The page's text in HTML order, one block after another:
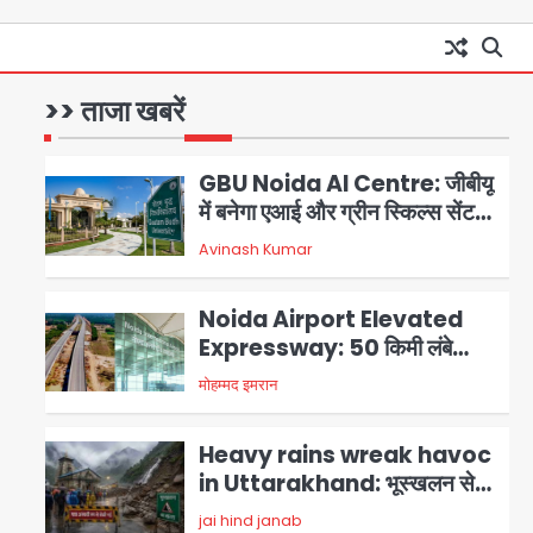
>> ताजा खबरें
परेशानी
1
Road accidents wreak
havoc in Uttar Pradesh:
हमीरपुर में बस-टैंकर भिड़ंत में तीन की
2
GBU Noida AI Centre: जीबीयू
में बनेगा एआई और ग्रीन स्किल्स सेंटर,
यूपी के 15 हजार युवाओं को मिलेगा फ्री
Avinash Kumar
3
Noida Airport Elevated
Expressway: 50 किमी लंबे
एलिवेटेड एक्सप्रेसवे से दिल्ली-
हरियाणा से सीधे जुड़ेगा नोएडा एयरपोर्ट,
6-लेन एक्सप्रेसवे
मोहम्मद इमरान
Heavy rains wreak havoc
in Uttarakhand: भूस्खलन से
यमुनोत्री, केदारनाथ और सिमली-
jai hind janab